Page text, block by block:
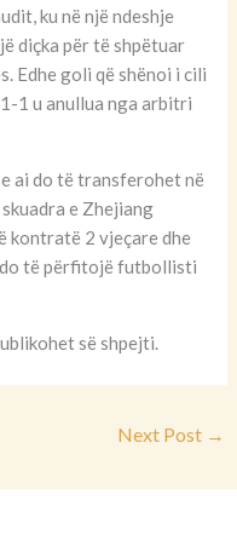
ku në një ndeshje
diçka për të shpëtuar
Edhe goli që shënoi i cili
1 u anullua nga arbitri
ai do të transferohet në
e Zhejiang
kontratë 2 vjeçare dhe
do të përfitojë futbollisti
së shpejti.
Next Post →